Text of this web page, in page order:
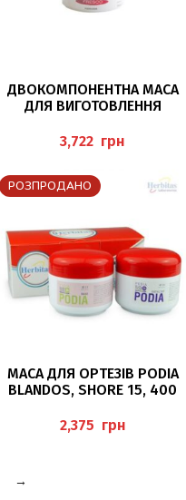
ЧИТАТИ ДАЛІ
ДВОКОМПОНЕНТНА МАСА
ДЛЯ ВИГОТОВЛЕННЯ
SHORE), 2*250Г FRESCO
грн
РОЗПРОДАНО
ЧИТАТИ ДАЛІ
МАСА ДЛЯ ОРТЕЗІВ PODIA
BLANDOS, SHORE 15, 400
грн
→